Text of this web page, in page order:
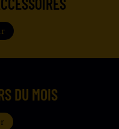
DU MOIS